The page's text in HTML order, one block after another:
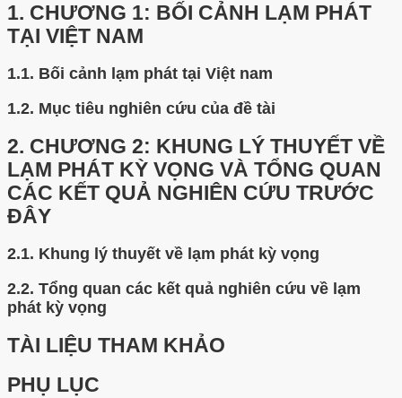
1. CHƯƠNG 1: BỐI CẢNH LẠM PHÁT
TẠI VIỆT NAM
1.1. Bối cảnh lạm phát tại Việt nam
1.2. Mục tiêu nghiên cứu của đề tài
2. CHƯƠNG 2: KHUNG LÝ THUYẾT VỀ
LẠM PHÁT KỲ VỌNG VÀ TỔNG QUAN
CÁC KẾT QUẢ NGHIÊN CỨU TRƯỚC
ĐÂY
2.1. Khung lý thuyết về lạm phát kỳ vọng
2.2. Tổng quan các kết quả nghiên cứu về lạm
phát kỳ vọng
TÀI LIỆU THAM KHẢO
PHỤ LỤC